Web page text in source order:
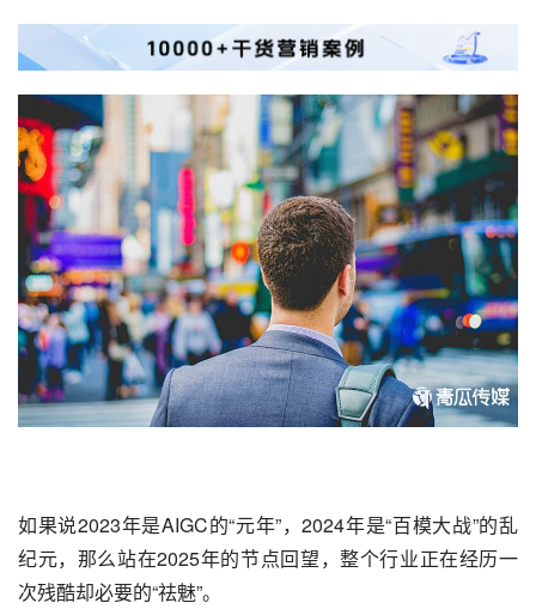
Tiktok YouTube Yahoo Bing
数据 拉新 活动 用户 海外
如果说2023年是AIGC的“元年”，2024年是“百模大战”的乱
纪元，那么站在2025年的节点回望，整个行业正在经历一
次残酷却必要的“祛魅”。